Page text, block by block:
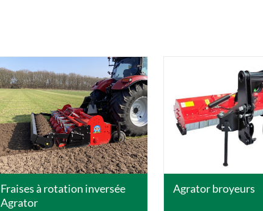
DETAILS
Fraises à rotation inversée
Agrator
DETAILS
Agrator broyeurs